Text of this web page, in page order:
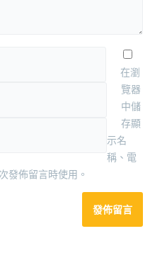
在瀏
覽器
中儲
存顯
示名
稱、電
發佈留言時使用。